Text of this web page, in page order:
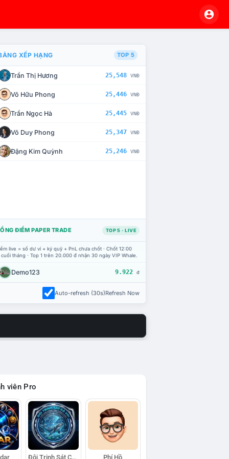
CHẾ TÀI XỬ LÝ VI PHẠM
XẾP HẠNG TOP 5
Trần Thị Hương 25,548 VNĐ
Võ Hữu Phong 25,446 VNĐ
Trần Ngọc Hà 25,445 VNĐ
Võ Duy Phong 25,347 VNĐ
Đặng Kim Quỳnh 25,246 VNĐ
ĐIỂM PAPER TRADE TOP 5 · LIVE
live = số dư ví + ký quỹ + PnL chưa chốt · Chốt 12:00
tháng · Top 1 trên 20.000 đ nhận 30 ngày VIP Whale.
Demo123 9.922 đ
Auto-refresh (30s)Refresh Now
viên Pro
Đội Trinh Sát Cá Voi Phí Hồ